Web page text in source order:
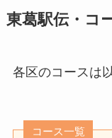
東葛駅伝・コ
各区のコースは
コース一覧